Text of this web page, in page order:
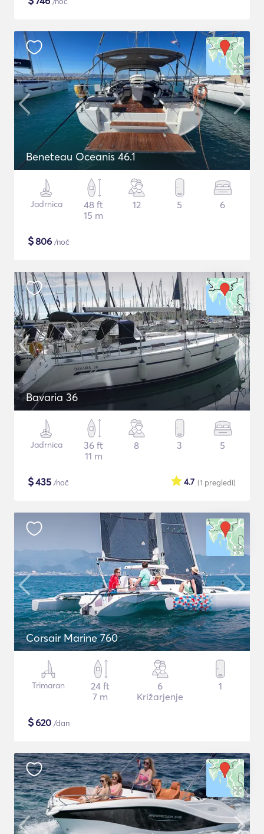
Beneteau Oceanis 46.1
Jadrnica
48 ft
15 m
12 5 6
$806 /noč
Bavaria 36
Jadrnica
36 ft
11 m
8 3 5
$435 /noč (1 pregledi)
4.7
Corsair Marine 760
Trimaran
24 ft
7 m
6
Križarjenje
1
$620 /dan